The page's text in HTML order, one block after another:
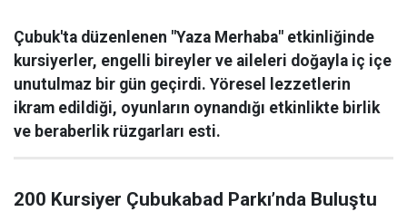
Çubuk'ta düzenlenen "Yaza Merhaba" etkinliğinde
kursiyerler, engelli bireyler ve aileleri doğayla iç içe
unutulmaz bir gün geçirdi. Yöresel lezzetlerin
ikram edildiği, oyunların oynandığı etkinlikte birlik
ve beraberlik rüzgarları esti.
200 Kursiyer Çubukabad Parkı’nda Buluştu